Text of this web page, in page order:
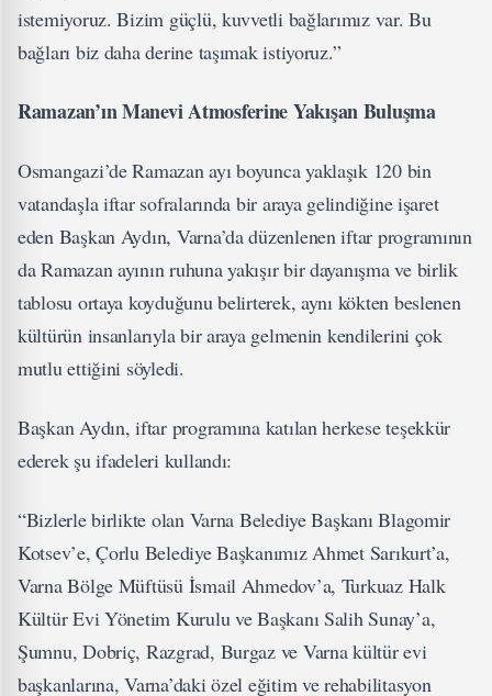
istemiyoruz. Bizim güçlü, kuvvetli bağlarımız var. Bu
bağları biz daha derine taşımak istiyoruz.”
Ramazan’ın Manevi Atmosferine Yakışan Buluşma
Osmangazi’de Ramazan ayı boyunca yaklaşık 120 bin
vatandaşla iftar sofralarında bir araya gelindiğine işaret
eden Başkan Aydın, Varna’da düzenlenen iftar programının
da Ramazan ayının ruhuna yakışır bir dayanışma ve birlik
tablosu ortaya koyduğunu belirterek, aynı kökten beslenen
kültürün insanlarıyla bir araya gelmenin kendilerini çok
mutlu ettiğini söyledi.
Başkan Aydın, iftar programına katılan herkese teşekkür
ederek şu ifadeleri kullandı:
“Bizlerle birlikte olan Varna Belediye Başkanı Blagomir
Kotsev’e, Çorlu Belediye Başkanımız Ahmet Sarıkurt’a,
Varna Bölge Müftüsü İsmail Ahmedov’a, Turkuaz Halk
Kültür Evi Yönetim Kurulu ve Başkanı Salih Sunay’a,
Şumnu, Dobriç, Razgrad, Burgaz ve Varna kültür evi
başkanlarına, Varna’daki özel eğitim ve rehabilitasyon